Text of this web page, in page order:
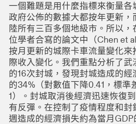
一個難題是用什麼指標來衡量各
政府公佈的數據大都按年更新，
陸所有三百多個地級市。所以，
位學者合寫的論文中（Chen et
按月更新的城際卡車流量變化來
際收入變化。我們重點分析了武
的16次封城，發現封城造成的經
的34%（對數值下降0.41，標準
1）。封城取消後經濟迅速恢復
有反彈。在控制了疫情程度和封
週造成的經濟損失約為當月GDP